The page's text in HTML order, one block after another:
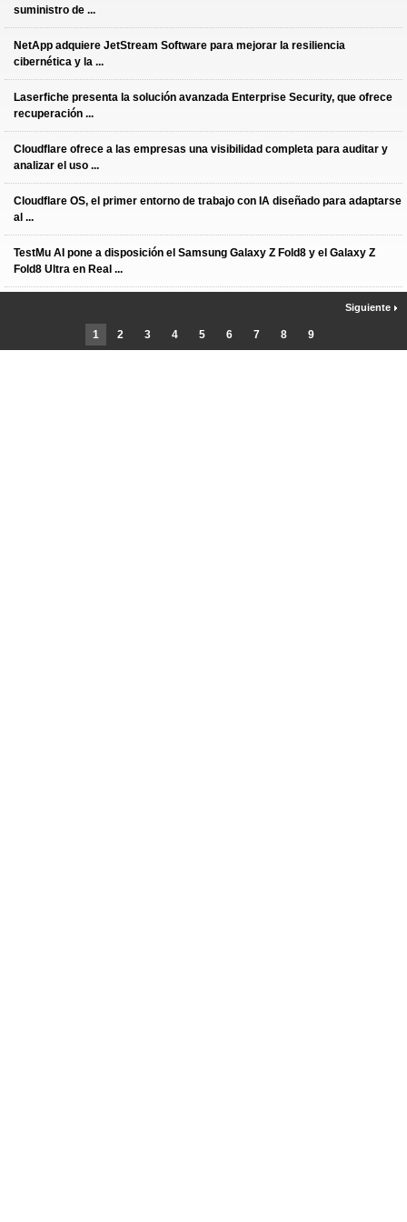
suministro de ...
NetApp adquiere JetStream Software para mejorar la resiliencia
cibernética y la ...
Laserfiche presenta la solución avanzada Enterprise Security, que ofrece
recuperación ...
Cloudflare ofrece a las empresas una visibilidad completa para auditar y
analizar el uso ...
Cloudflare OS, el primer entorno de trabajo con IA diseñado para adaptarse
al ...
TestMu AI pone a disposición el Samsung Galaxy Z Fold8 y el Galaxy Z
Fold8 Ultra en Real ...
1 2 3 4 5 6 7 8 9
Siguiente